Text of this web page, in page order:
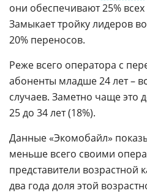
они обеспечивают 25%
Замыкает тройку лидеров
20% переносов.
Реже всего оператора с
абоненты младше 24 лет –
случаев. Заметно чаще это
25 до 34 лет (18%).
Данные «Экомобайл»
меньше всего своими
представители возрастной
два года доля этой